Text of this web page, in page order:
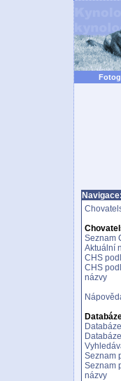
Navigace:
Seznam
Aktuální
CHS
CHS
názvy
Seznam
Seznam
názvy